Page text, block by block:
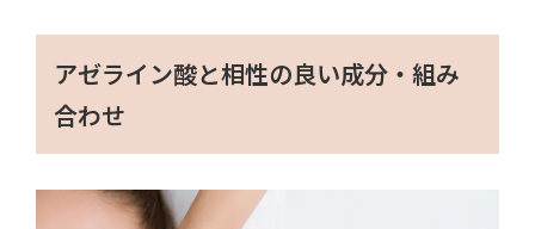
アゼライン酸と相性の良い成分・組み
合わせ